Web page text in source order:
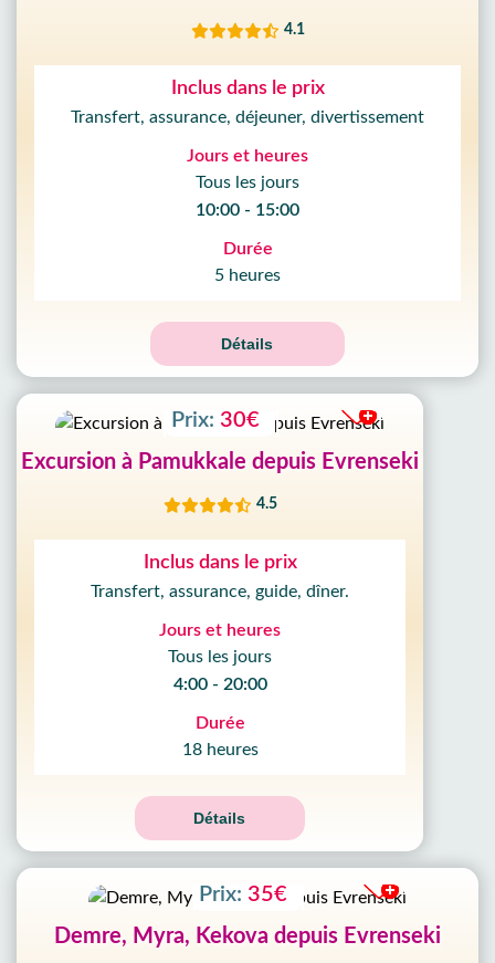
4.1
Inclus dans le prix
Transfert, assurance, déjeuner, divertissement
Jours et heures
Tous les jours
10:00 - 15:00
Durée
5 heures
Détails
Prix: 30€
Excursion à Pamukkale depuis Evrenseki
4.5
Inclus dans le prix
Transfert, assurance, guide, dîner.
Jours et heures
Tous les jours
4:00 - 20:00
Durée
18 heures
Détails
Prix: 35€
Demre, Myra, Kekova depuis Evrenseki